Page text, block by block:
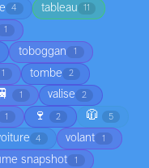
4 tableau 11
1
toboggan 1
1 tombe 2
1 valise 2
1 🍷 2 🧥 5
4 volant 1
snapshot 1